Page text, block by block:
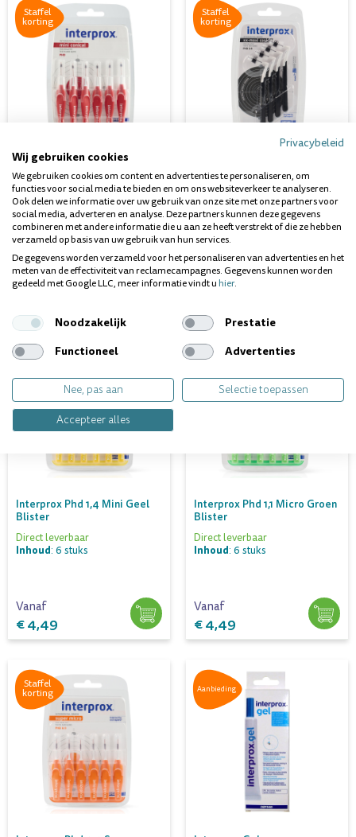
Staffel
korting
Interprox Phd 1,2 Mini Conical
Rood Blister
Direct leverbaar
Inhoud: 6 stuks
Vanaf
€ 4,49
Staffel
korting
Interprox Plus Phd 2,9 Xx-
Maxi Conical Zwart Blist
Direct leverbaar
Inhoud: 1x 4 stuks
Vanaf
€ 4,49
Staffel
korting
Interprox Phd 1,4 Mini Geel
Blister
Direct leverbaar
Inhoud: 6 stuks
Vanaf
€ 4,49
Staffel
korting
Interprox Phd 1,1 Micro Groen
Blister
Direct leverbaar
Inhoud: 6 stuks
Vanaf
€ 4,49
Staffel
korting Aanbieding
Privacybeleid
Wij gebruiken cookies
We gebruiken cookies om content en advertenties te personaliseren, om
functies voor social media te bieden en om ons websiteverkeer te analyseren.
Ook delen we informatie over uw gebruik van onze site met onze partners voor
social media, adverteren en analyse. Deze partners kunnen deze gegevens
combineren met andere informatie die u aan ze heeft verstrekt of die ze hebben
verzameld op basis van uw gebruik van hun services.
De gegevens worden verzameld voor het personaliseren van advertenties en het
meten van de effectiviteit van reclamecampagnes. Gegevens kunnen worden
gedeeld met Google LLC, meer informatie vindt uhier.
Noodzakelijk
Prestatie
Functioneel
Advertenties
Nee, pas aan
Selectie toepassen
Accepteer alles